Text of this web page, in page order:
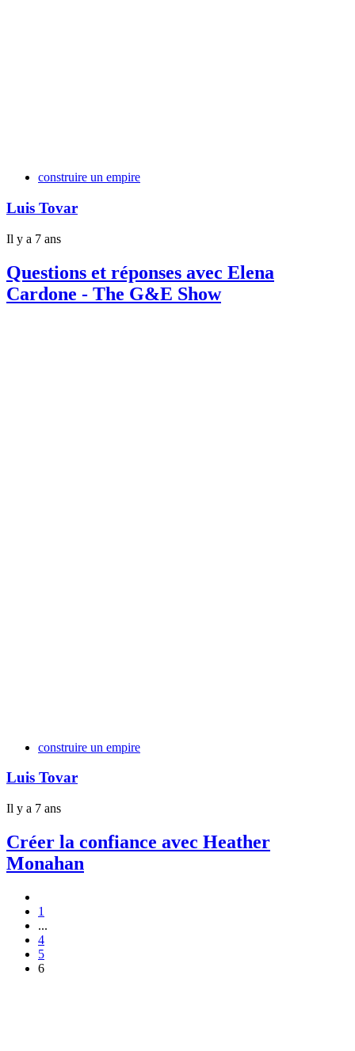
Tags construire un empire
Luis Tovar
Il y a 7 ans
Questions et réponses avec Elena
Cardone - The G&E Show
Tags construire un empire
Luis Tovar
Il y a 7 ans
Créer la confiance avec Heather
Monahan
1
...
4
5
6